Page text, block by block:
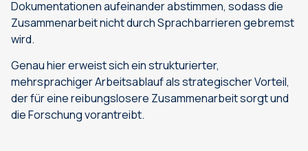
Dokumentationen aufeinander abstimmen, sodass die
Zusammenarbeit nicht durch Sprachbarrieren gebremst
wird.
Genau hier erweist sich ein strukturierter,
mehrsprachiger Arbeitsablauf als strategischer Vorteil,
der für eine reibungslosere Zusammenarbeit sorgt und
die Forschung vorantreibt.